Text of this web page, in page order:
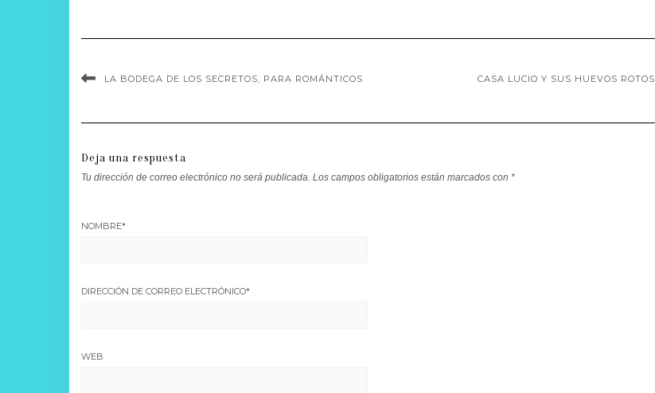
LA BODEGA DE LOS SECRETOS, PARA ROMÁNTICOS CASA LUCIO Y SUS HUEVOS ROTOS
Deja una respuesta
Tu dirección de correo electrónico no será publicada. Los campos obligatorios están marcados con *
NOMBRE*
DIRECCIÓN DE CORREO ELECTRÓNICO*
WEB